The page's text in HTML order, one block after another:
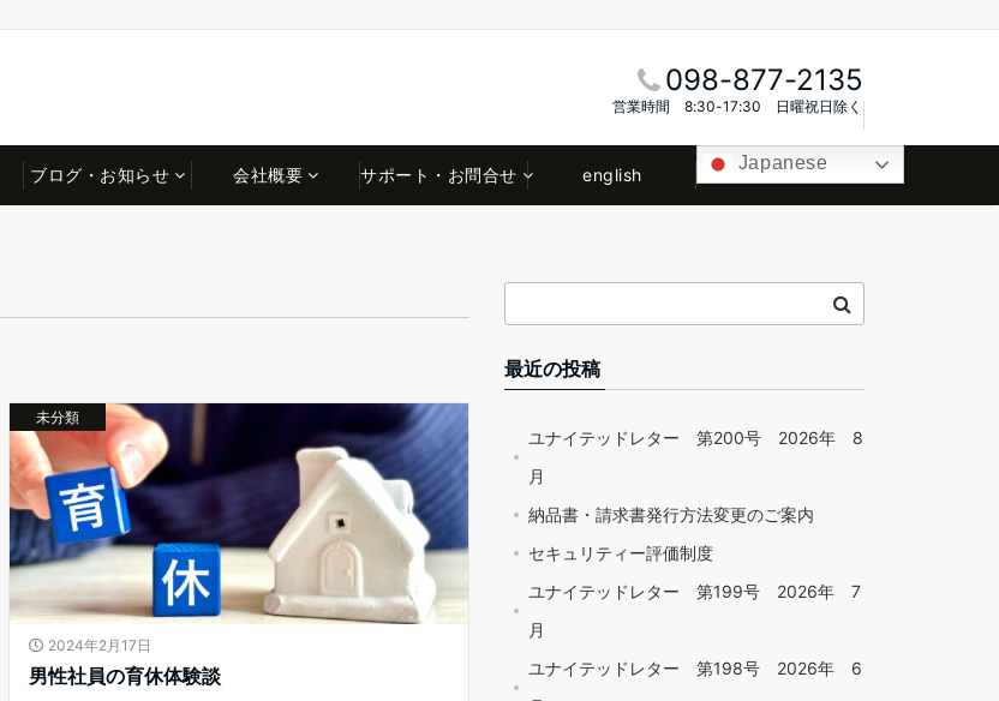
098-877-2135
営業時間 8:30-17:30 日曜祝日除く
ブログ・お知らせ 会社概要 サポート・お問合せ english
Japanese
未分類
2024年2月17日
男性社員の育休体験談
最近の投稿
ユナイテッドレター 第200号 2026年 8
月
納品書・請求書発行方法変更のご案内
セキュリティー評価制度
ユナイテッドレター 第199号 2026年 7
月
ユナイテッドレター 第198号 2026年 6